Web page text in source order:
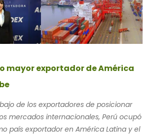
mayor exportador de América
de los exportadores de posicionar
mercados internacionales, Perú ocupó
país exportador en América Latina y el